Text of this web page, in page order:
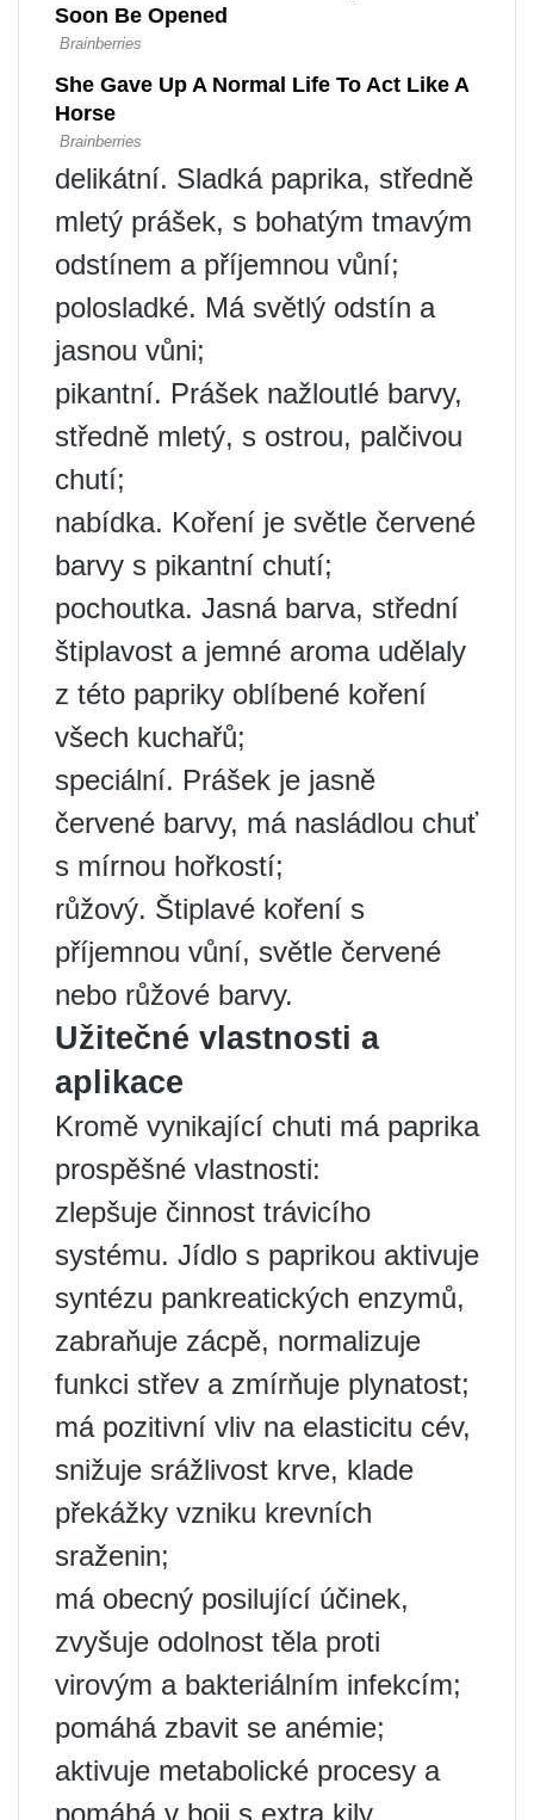
delikátní. Sladká paprika, středně
mletý prášek, s bohatým tmavým
odstínem a příjemnou vůní;
polosladké. Má světlý odstín a
jasnou vůni;
pikantní. Prášek nažloutlé barvy,
středně mletý, s ostrou, palčivou
chutí;
nabídka. Koření je světle červené
barvy s pikantní chutí;
pochoutka. Jasná barva, střední
štiplavost a jemné aroma udělaly
z této papriky oblíbené koření
všech kuchařů;
speciální. Prášek je jasně
červené barvy, má nasládlou chuť
s mírnou hořkostí;
růžový. Štiplavé koření s
příjemnou vůní, světle červené
nebo růžové barvy.
Užitečné vlastnosti a
aplikace
Kromě vynikající chuti má paprika
prospěšné vlastnosti:
zlepšuje činnost trávicího
systému. Jídlo s paprikou aktivuje
syntézu pankreatických enzymů,
zabraňuje zácpě, normalizuje
funkci střev a zmírňuje plynatost;
má pozitivní vliv na elasticitu cév,
snižuje srážlivost krve, klade
překážky vzniku krevních
sraženin;
má obecný posilující účinek,
zvyšuje odolnost těla proti
virovým a bakteriálním infekcím;
pomáhá zbavit se anémie;
aktivuje metabolické procesy a
pomáhá v boji s extra kily.